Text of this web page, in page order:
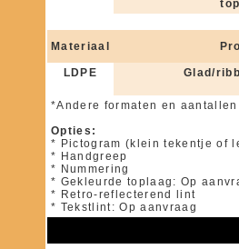
Materiaal
LDPE Glad/
*Andere formaten en
Opties:
* Pictogram (klein tekentje of
* Handgreep
* Nummering
* Gekleurde toplaag: Op
* Retro-reflecterend lint
* Tekstlint: Op aanvraag